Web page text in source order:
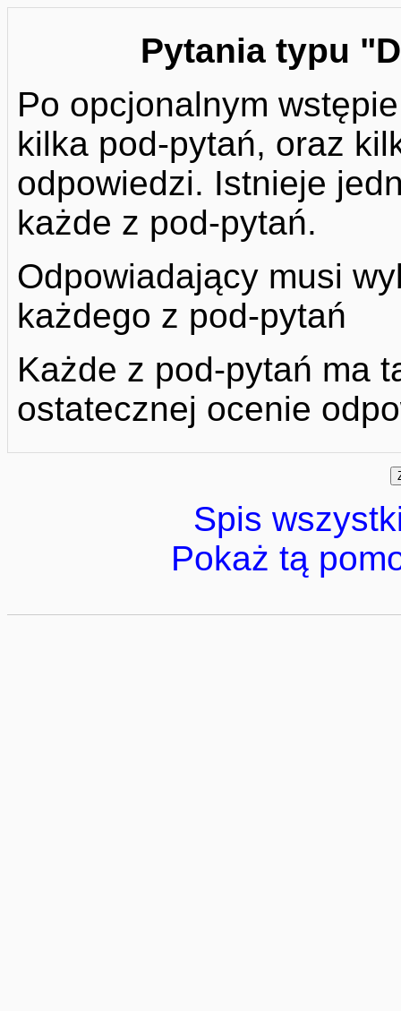
Pytania typu
Po opcjonalnym
kilka pod-pytań, oraz
odpowiedzi. Istnieje
każde z pod-pytań.
Odpowiadający musi
każdego z pod-pytań
Każde z pod-pytań ma
ostatecznej ocenie
Spis
Pokaż tą